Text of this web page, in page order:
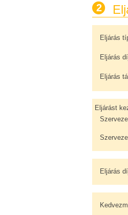
2
Eljárás
Eljárás
Eljárás
Eljárást
Eljárás